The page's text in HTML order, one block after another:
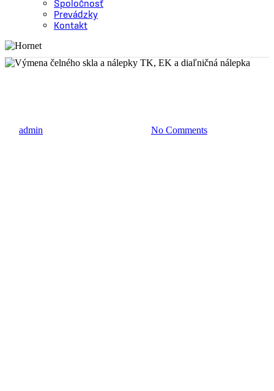
Spoločnosť
Prevádzky
Kontakt
admin No Comments